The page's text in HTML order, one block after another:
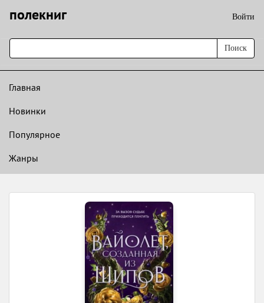
полекниг Войти
Поиск
Главная
Новинки
Популярное
Жанры